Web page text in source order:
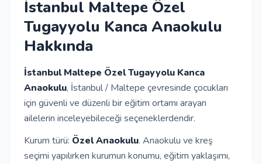
Giriş Yap
Okul Ekle
İstanbul Maltepe Özel
Tugayyolu Kanca Anaokulu
Hakkında
İstanbul Maltepe Özel Tugayyolu Kanca
Anaokulu, İstanbul / Maltepe çevresinde çocukları
için güvenli ve düzenli bir eğitim ortamı arayan
ailelerin inceleyebileceği seçeneklerdendir.
Kurum türü: Özel Anaokulu. Anaokulu ve kreş
seçimi yapılırken kurumun konumu, eğitim yaklaşımı,